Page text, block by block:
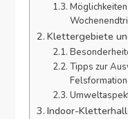
Klettergebiete
Tipps zur
Indoor-